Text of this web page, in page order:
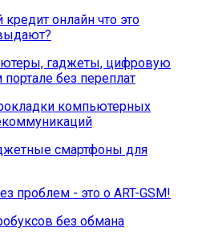
кредит онлайн что это
гаджеты, цифровую
без переплат
компьютерных
смартфоны для
проблем - это о ART-GSM!
без обмана